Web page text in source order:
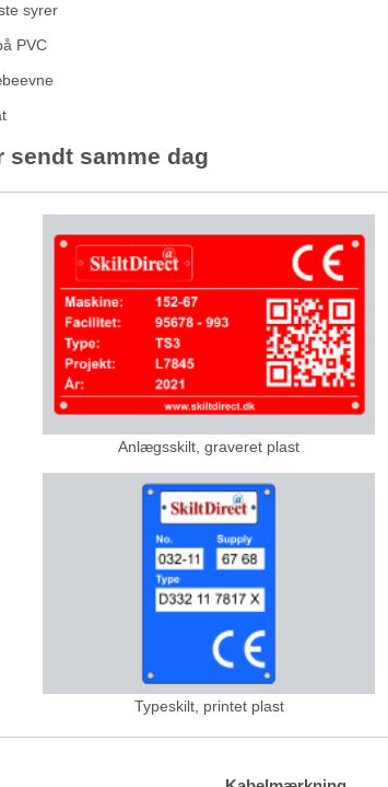
syrer
PVC
samme dag
Anlægsskilt, graveret plast
Typeskilt, printet plast